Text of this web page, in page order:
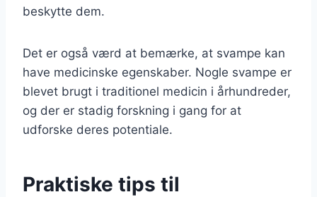
beskytte dem.
Det er også værd at bemærke, at svampe kan
have medicinske egenskaber. Nogle svampe er
blevet brugt i traditionel medicin i århundreder,
og der er stadig forskning i gang for at
udforske deres potentiale.
Praktiske tips til